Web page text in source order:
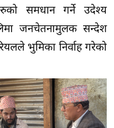
समधान गर्ने उदेश्य
जनचेतनामुलक सन्देश
भुमिका निर्वाह गरेको